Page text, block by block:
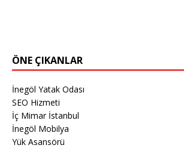
ÖNE ÇIKANLAR
İnegöl Yatak Odası
SEO Hizmeti
İç Mimar İstanbul
İnegöl Mobilya
Yük Asansörü